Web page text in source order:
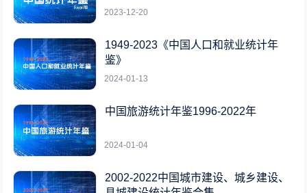
2023-12-20
1949-2023《中国人口和就业统计年
鉴》
2024-01-13
中国旅游统计年鉴1996-2022年
2024-01-04
2002-2022中国城市建设、城乡建设、